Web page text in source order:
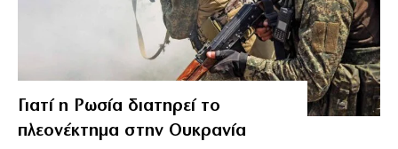
Γιατί η Ρωσία διατηρεί το
πλεονέκτημα στην Ουκρανία